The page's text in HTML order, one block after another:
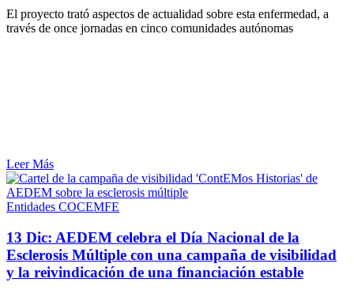
El proyecto trató aspectos de actualidad sobre esta enfermedad, a
través de once jornadas en cinco comunidades autónomas
Leer Más
Entidades COCEMFE
13 Dic: AEDEM celebra el Día Nacional de la
Esclerosis Múltiple con una campaña de visibilidad
y la reivindicación de una financiación estable